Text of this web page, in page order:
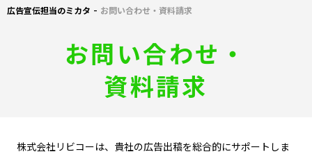
広告宣伝担当のミカタ - お問い合わせ・資料請求
お問い合わせ・
資料請求
株式会社リビコーは、貴社の広告出稿を総合的にサポートしま